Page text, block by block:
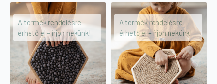
A termék rendelésre
érhető el – írjon nekünk!
A termék rendelésre
érhető el – írjon nekünk!